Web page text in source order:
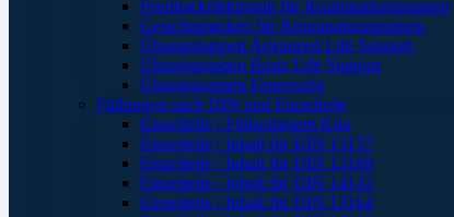
Feedbackelektronik für Reanimationspuppen
Gesichtsmasken für Reanimationspuppen
Übungspuppen Advanced Life Support
Übungspuppen Basic Life Support
Übungspuppen Feuerwehr
Füllungen nach DIN und Einzelteile
Einzelteile / Füllsortiment Kita
Einzelteile / Inhalt für DIN 13157
Einzelteile / Inhalt für DIN 13169
Einzelteile / Inhalt für DIN 14142
Einzelteile / Inhalt für DIN 13164